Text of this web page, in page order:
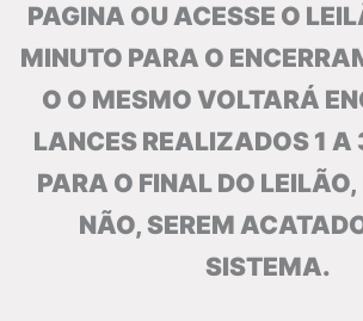
PAGINA OU ACESSE O
MINUTO PARA O
O O MESMO VOLTARÁ
LANCES REALIZADOS 1 A
PARA O FINAL DO
NÃO, SEREM
SISTEMA.